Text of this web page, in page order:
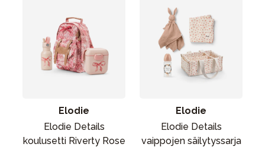
Elodie
Elodie Details
koulusetti Riverty Rose
Elodie
Elodie Details
vaippojen säilytyssarja
Aurinko ja uinti Outlet
Opas
Ota meihin yhteyttä osoitteessa
Myymälämme